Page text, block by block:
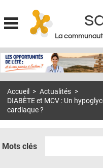
Jump
La
MON COMPTE
S'ABONNER À LA REVUE SOIN À
ACTUS
Accueil > Actualités >
DIABÈTE et MCV : Un
cardiaque ?
Mots clés